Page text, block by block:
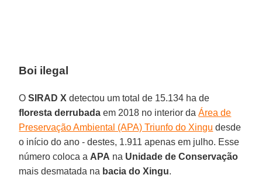
Boi ilegal
OSIRAD X detectou um total de 15.134 ha de
floresta derrubada em 2018 no interior daÁrea de
Preservação Ambiental (APA) Triunfo do Xingu desde
o início do ano - destes, 1.911 apenas em julho. Esse
número coloca a APA na Unidade de Conservação
mais desmatada na bacia do Xingu.